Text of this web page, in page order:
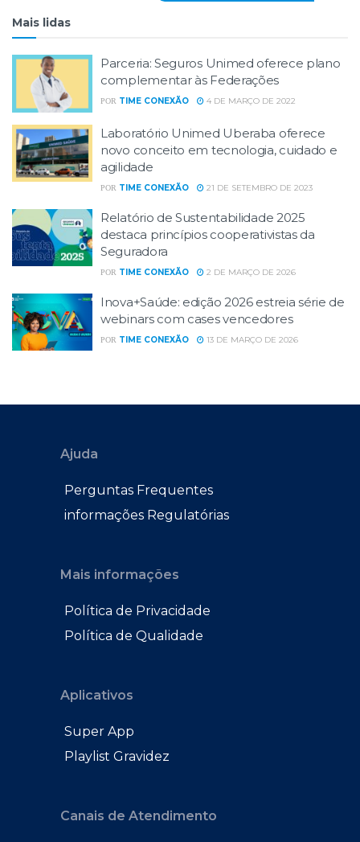
Mais lidas
Parceria: Seguros Unimed oferece plano
complementar às Federações
POR TIME CONEXÃO 4 DE MARÇO DE 2022
Laboratório Unimed Uberaba oferece
novo conceito em tecnologia, cuidado e
agilidade
POR TIME CONEXÃO 21 DE SETEMBRO DE 2023
Relatório de Sustentabilidade 2025
destaca princípios cooperativistas da
Seguradora
POR TIME CONEXÃO 2 DE MARÇO DE 2026
Inova+Saúde: edição 2026 estreia série de
webinars com cases vencedores
POR TIME CONEXÃO 13 DE MARÇO DE 2026
Ajuda
Perguntas Frequentes
informações Regulatórias
Mais informações
Política de Privacidade
Política de Qualidade
Aplicativos
Super App
Playlist Gravidez
Canais de Atendimento